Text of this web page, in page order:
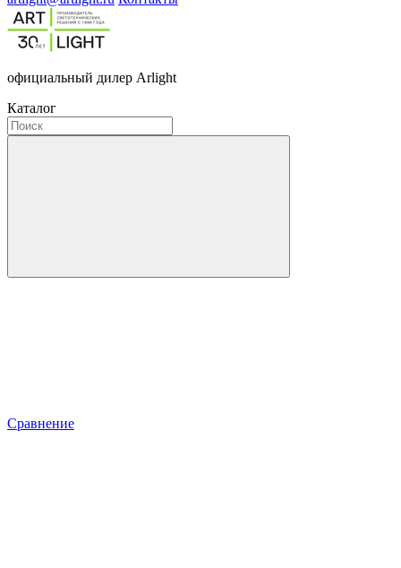
официальный дилер Arlight
Каталог
Сравнение